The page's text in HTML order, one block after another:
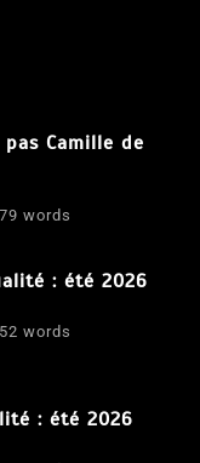
Camille de
words
: été 2026
words
: été 2026